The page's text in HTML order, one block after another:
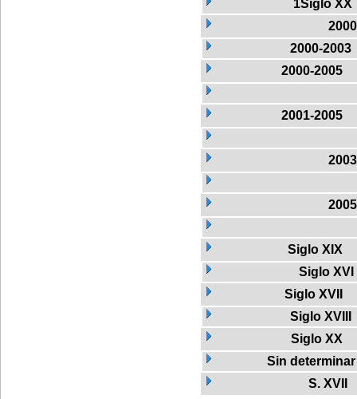
1Siglo XX
2000
2000-2003
2000-2005
2001-2005
2003
2005
Siglo XIX
Siglo XVI
Siglo XVII
Siglo XVIII
Siglo XX
Sin determinar
S. XVII